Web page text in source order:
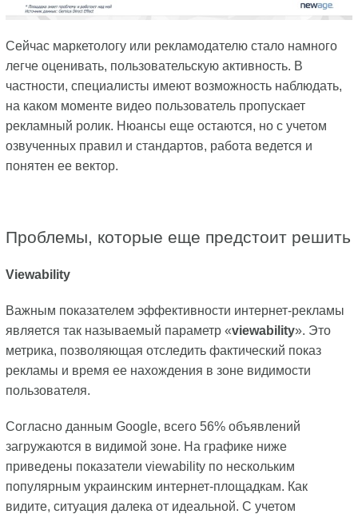
Сейчас маркетологу или рекламодателю стало намного
легче оценивать, пользовательскую активность. В
частности, специалисты имеют возможность наблюдать,
на каком моменте видео пользователь пропускает
рекламный ролик. Нюансы еще остаются, но с учетом
озвученных правил и стандартов, работа ведется и
понятен ее вектор.
Проблемы, которые еще предстоит решить
Viewability
Важным показателем эффективности интернет-рекламы
является так называемый параметр «viewability». Это
метрика, позволяющая отследить фактический показ
рекламы и время ее нахождения в зоне видимости
пользователя.
Согласно данным Google, всего 56% объявлений
загружаются в видимой зоне. На графике ниже
приведены показатели viewability по нескольким
популярным украинским интернет-площадкам. Как
видите, ситуация далека от идеальной. С учетом